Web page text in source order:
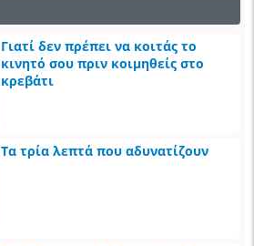
Γιατί δεν πρέπει να κοιτάς το
κινητό σου πριν κοιμηθείς στο
κρεβάτι
Τα τρία λεπτά που αδυνατίζουν